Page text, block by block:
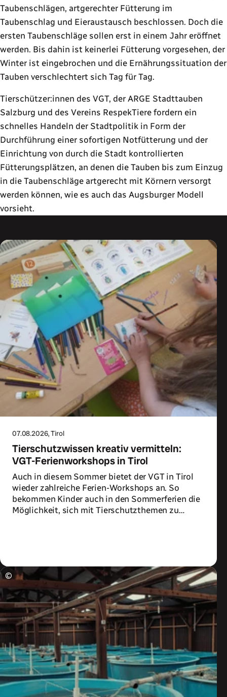
Taubenschlägen, artgerechter Fütterung im
Taubenschlag und Eieraustausch beschlossen. Doch die
ersten Taubenschläge sollen erst in einem Jahr eröffnet
werden. Bis dahin ist keinerlei Fütterung vorgesehen, der
Winter ist eingebrochen und die Ernährungssituation der
Tauben verschlechtert sich Tag für Tag.
Tierschützer:innen des VGT, der ARGE Stadttauben
Salzburg und des Vereins RespekTiere fordern ein
schnelles Handeln der Stadtpolitik in Form der
Durchführung einer sofortigen Notfütterung und der
Einrichtung von durch die Stadt kontrollierten
Fütterungsplätzen, an denen die Tauben bis zum Einzug
in die Taubenschläge artgerecht mit Körnern versorgt
werden können, wie es auch das Augsburger Modell
vorsieht.
07.08.2026, Tirol
Tierschutzwissen kreativ vermitteln:
VGT-Ferienworkshops in Tirol
Auch in diesem Sommer bietet der VGT in Tirol
wieder zahlreiche Ferien-Workshops an. So
bekommen Kinder auch in den Sommerferien die
Möglichkeit, sich mit Tierschutzthemen zu
©